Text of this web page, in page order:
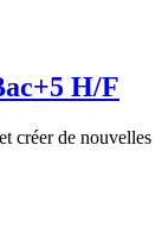
H/F
créer de nouvelles